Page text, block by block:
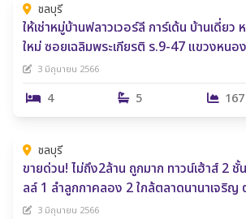
ชลบุรี
ให้เช่าหมู่บ้านฟลาวเวอร์ลี การ์เด้น บ้านเดี่ย
ใหม่ ซอยเฉลิมพระเกียรติ ร.9-47 แขวงหนองบอน เขตประเวศ
กรุงเทพมหานคร
3 มิถุนายน 2566
4 5
ชลบุรี
ขายด่วน! ไม่ถึง2ล้าน ถูกมาก ทาวน์เฮ้าส์ 2
ลล์ 1 ลำลูกกาคลอง 2 ใกล้ตลาดนานาเจริ
จ.ปทุมธานี
3 มิถุนายน 2566